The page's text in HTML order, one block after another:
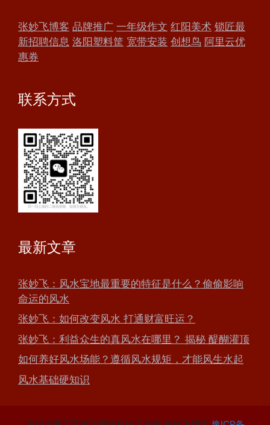
张妙飞博客 品牌推广 一年级作文 红阳美术 锁匠最
新招聘信息 洛阳塑料筐 宽带安装 创想鸟 阿里云优
惠券
联系方式
最新文章
张妙飞：风水宝地最重要的特征是什么？偷偷影响
命运的风水
张妙飞：如何改变风水 打通财富旺运？
张妙飞：利益众生的真风水在哪里？ 揭秘 醍醐灌顶
如何养好风水场能？遵循风水规矩，才能风生水起
风水基础硬知识